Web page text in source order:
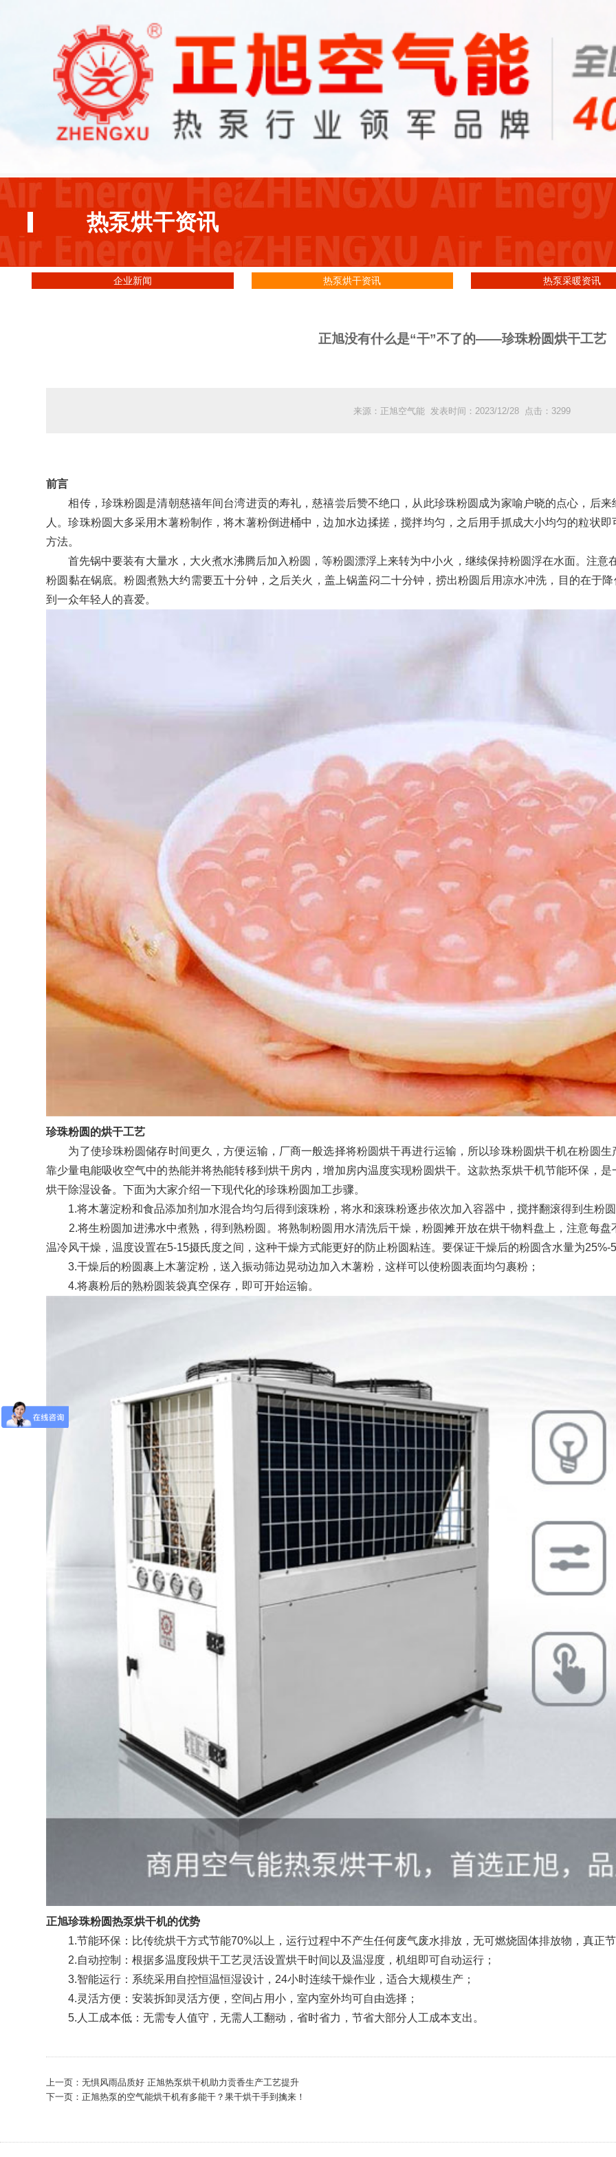
热泵烘干资讯
企业新闻 热泵烘干资讯 热泵采暖资讯
正旭没有什么是“干”不了的——珍珠粉圆烘干工艺
来源：正旭空气能 发表时间：2023/12/28 点击：3299
前言
相传，珍珠粉圆是清朝慈禧年间台湾进贡的寿礼，慈禧尝后赞不绝口，从此珍珠粉圆成为家喻户晓的点心，后来
人。珍珠粉圆大多采用木薯粉制作，将木薯粉倒进桶中，边加水边揉搓，搅拌均匀，之后用手抓成大小均匀的粒状
方法。
首先锅中要装有大量水，大火煮水沸腾后加入粉圆，等粉圆漂浮上来转为中小火，继续保持粉圆浮在水面。注意
粉圆黏在锅底。粉圆煮熟大约需要五十分钟，之后关火，盖上锅盖闷二十分钟，捞出粉圆后用凉水冲洗，目的在于
到一众年轻人的喜爱。
珍珠粉圆的烘干工艺
为了使珍珠粉圆储存时间更久，方便运输，厂商一般选择将粉圆烘干再进行运输，所以珍珠粉圆烘干机在粉圆生
靠少量电能吸收空气中的热能并将热能转移到烘干房内，增加房内温度实现粉圆烘干。这款热泵烘干机节能环保，
烘干除湿设备。下面为大家介绍一下现代化的珍珠粉圆加工步骤。
1.将木薯淀粉和食品添加剂加水混合均匀后得到滚珠粉，将水和滚珠粉逐步依次加入容器中，搅拌翻滚得到生粉
2.将生粉圆加进沸水中煮熟，得到熟粉圆。将熟制粉圆用水清洗后干燥，粉圆摊开放在烘干物料盘上，注意每盘
温冷风干燥，温度设置在5-15摄氏度之间，这种干燥方式能更好的防止粉圆粘连。要保证干燥后的粉圆含水量为25%-
3.干燥后的粉圆裹上木薯淀粉，送入振动筛边晃动边加入木薯粉，这样可以使粉圆表面均匀裹粉；
4.将裹粉后的熟粉圆装袋真空保存，即可开始运输。
正旭珍珠粉圆热泵烘干机的优势
1.节能环保：比传统烘干方式节能70%以上，运行过程中不产生任何废气废水排放，无可燃烧固体排放物，真正
2.自动控制：根据多温度段烘干工艺灵活设置烘干时间以及温湿度，机组即可自动运行；
3.智能运行：系统采用自控恒温恒湿设计，24小时连续干燥作业，适合大规模生产；
4.灵活方便：安装拆卸灵活方便，空间占用小，室内室外均可自由选择；
5.人工成本低：无需专人值守，无需人工翻动，省时省力，节省大部分人工成本支出。
上一页：无惧风雨品质好 正旭热泵烘干机助力贡香生产工艺提升
下一页：正旭热泵的空气能烘干机有多能干？果干烘干手到擒来！